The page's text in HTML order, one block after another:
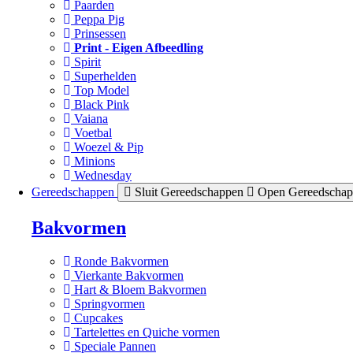
Paarden
Peppa Pig
Prinsessen
Print - Eigen Afbeedling
Spirit
Superhelden
Top Model
Black Pink
Vaiana
Voetbal
Woezel & Pip
Minions
Wednesday
Gereedschappen
Sluit Gereedschappen Open
Bakvormen
Ronde Bakvormen
Vierkante Bakvormen
Hart & Bloem Bakvormen
Springvormen
Cupcakes
Tartelettes en Quiche vormen
Speciale Pannen